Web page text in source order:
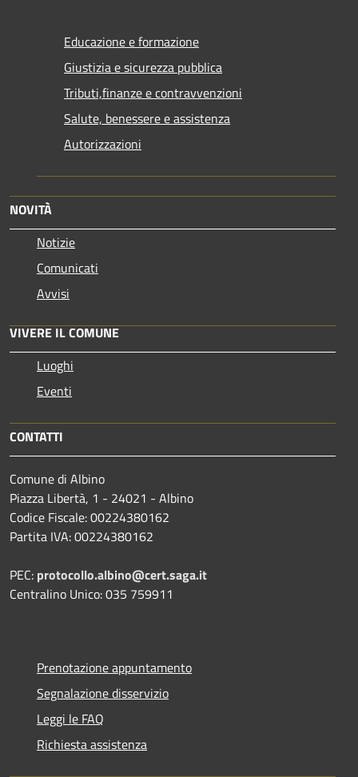
Educazione e formazione
Giustizia e sicurezza pubblica
Tributi,finanze e contravvenzioni
Salute, benessere e assistenza
Autorizzazioni
NOVITÀ
Notizie
Comunicati
Avvisi
VIVERE IL COMUNE
Luoghi
Eventi
CONTATTI
Comune di Albino
Piazza Libertà, 1 - 24021 - Albino
Codice Fiscale: 00224380162
Partita IVA: 00224380162
PEC: protocollo.albino@cert.saga.it
Centralino Unico: 035 759911
Prenotazione appuntamento
Segnalazione disservizio
Leggi le FAQ
Richiesta assistenza